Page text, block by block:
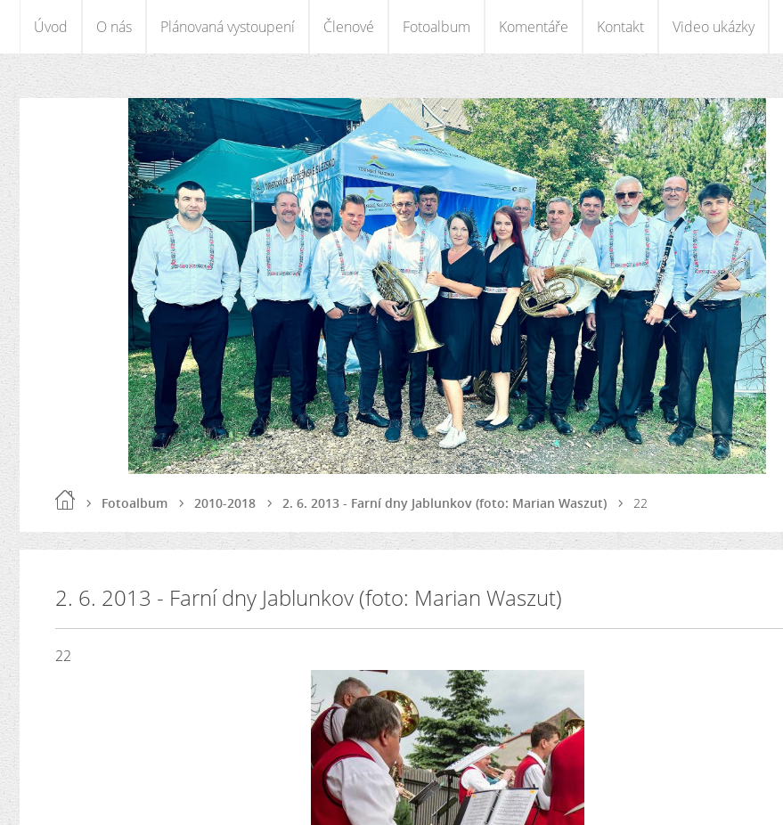
Úvod O nás Plánovaná vystoupení Členové Fotoalbum Komentáře Kontakt Video ukázky
Fotoalbum 2010-2018 2. 6. 2013 - Farní dny Jablunkov (foto: Marian Waszut) 22
2. 6. 2013 - Farní dny Jablunkov (foto: Marian Waszut)
22